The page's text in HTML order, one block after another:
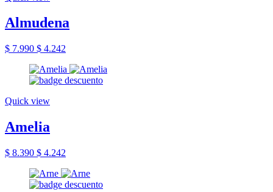
Almudena
$ 7.990 $ 4.242
Quick view
Amelia
$ 8.390 $ 4.242